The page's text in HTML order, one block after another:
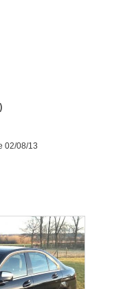
02/08/13